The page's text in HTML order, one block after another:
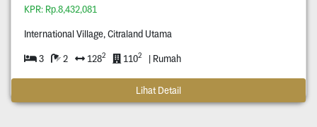
KPR: Rp.8,432,081
International Village, Citraland Utama
3 2 1282 1102 | Rumah
Lihat Detail